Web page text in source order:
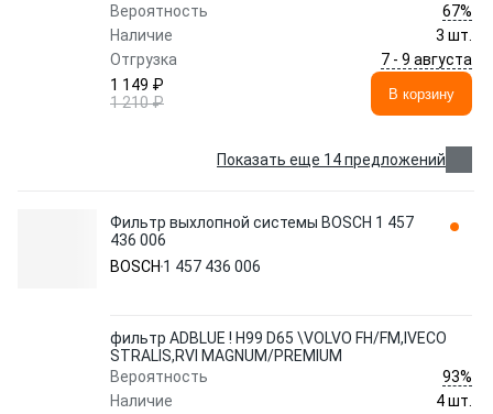
Вероятность
67%
Наличие
3 шт.
Отгрузка
7 - 9 августа
1 149 ₽
1 210 ₽
В корзину
Показать еще 14 предложений
Фильтр выхлопной системы BOSCH 1 457
436 006
BOSCH 1 457 436 006
фильтр ADBLUE ! H99 D65 \VOLVO FH/FM,IVECO
STRALIS,RVI MAGNUM/PREMIUM
Вероятность
93%
Наличие
4 шт.